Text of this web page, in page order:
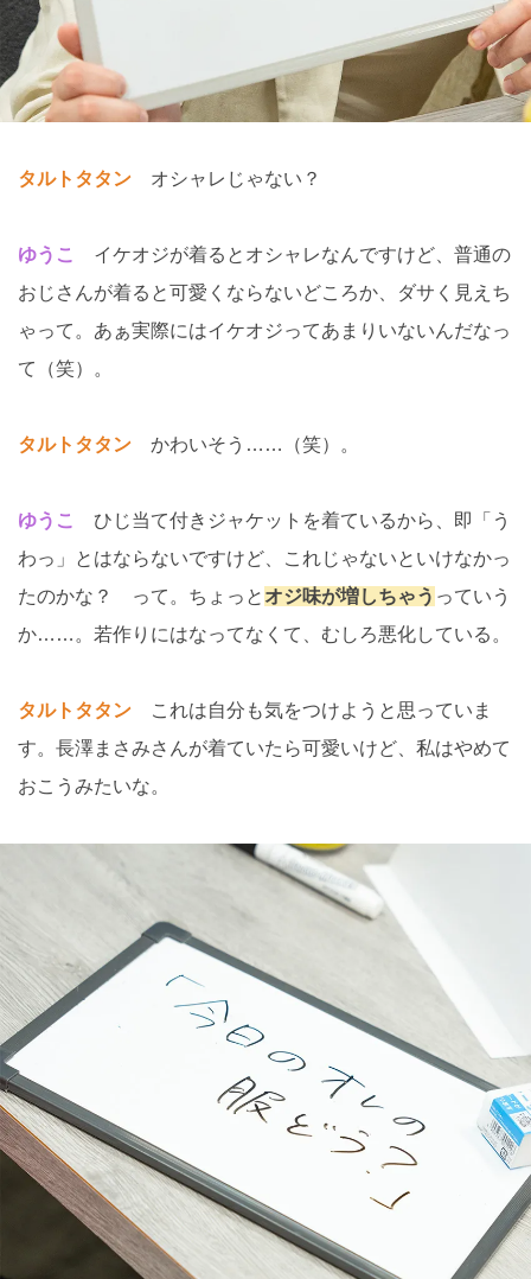
タルトタタン オシャレじゃない？
ゆうこ
イケオジが着るとオシャレなんですけど、普通の
おじさんが着ると可愛くならないどころか、ダサく見えち
ゃって。あぁ実際にはイケオジってあまりいないんだなっ
て（笑）。
タルトタタン かわいそう……（笑）。
ゆうこ
ひじ当て付きジャケットを着ているから、即「う
わっ」とはならないですけど、これじゃないといけなかっ
たのかな？ って。ちょっと オジ味が増しちゃう っていう
か……。若作りにはなってなくて、むしろ悪化している。
タルトタタン これは自分も気をつけようと思っていま
す。長澤まさみさんが着ていたら可愛いけど、私はやめて
おこうみたいな。